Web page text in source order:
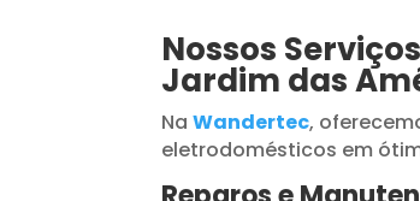
Nossos
Jardim das
NaWandertec,
eletrodomésticos em